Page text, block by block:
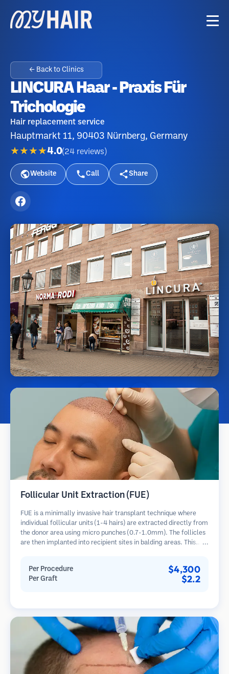
← Back to Clinics
LINCURA Haar - Praxis Für
Trichologie
Hair replacement service
Hauptmarkt 11, 90403 Nürnberg, Germany
★★★★4.0(24 reviews )
Website Call Share
Follicular Unit Extraction (FUE)
FUE is a minimally invasive hair transplant technique where
individual follicular units (1-4 hairs) are extracted directly from
the donor area using micro punches (0.7-1.0mm). The follicles
are then implanted into recipient sites in balding areas. This
Per Procedure $4,300
Per Graft $2.2